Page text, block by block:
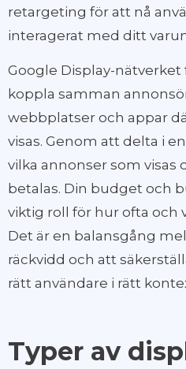
retargeting för att nå
interagerat med ditt
Google Display-
koppla samman
webbplatser och appar
visas. Genom att delta i
vilka annonser som visas
betalas. Din budget och
viktig roll för hur ofta och
Det är en balansgång
räckvidd och att
rätt användare i rätt
Typer av